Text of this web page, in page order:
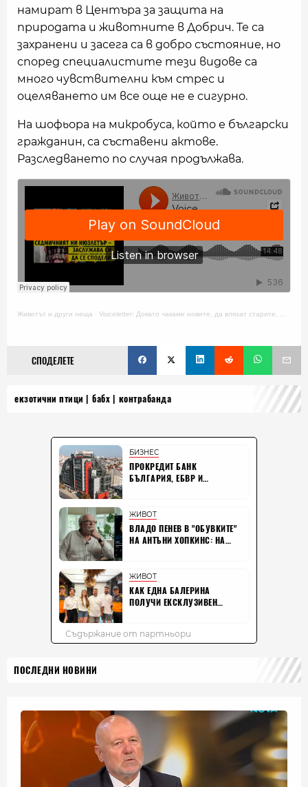
намират в Центъра за защита на
природата и животните в Добрич. Те са
захранени и засега са в добро състояние, но
според специалистите тези видове са
много чувствителни към стрес и
оцеляването им все още не е сигурно.
На шофьора на микробуса, който е български
гражданин, са съставени актове.
Разследването по случая продължава.
Животът и други неща · Voiceletter: Докато чакаме новите, да влязат старите, Епизод 14
СПОДЕЛЕТЕ
екзотични птици бабх контрабанда
ПОСЛЕДНИ НОВИНИ